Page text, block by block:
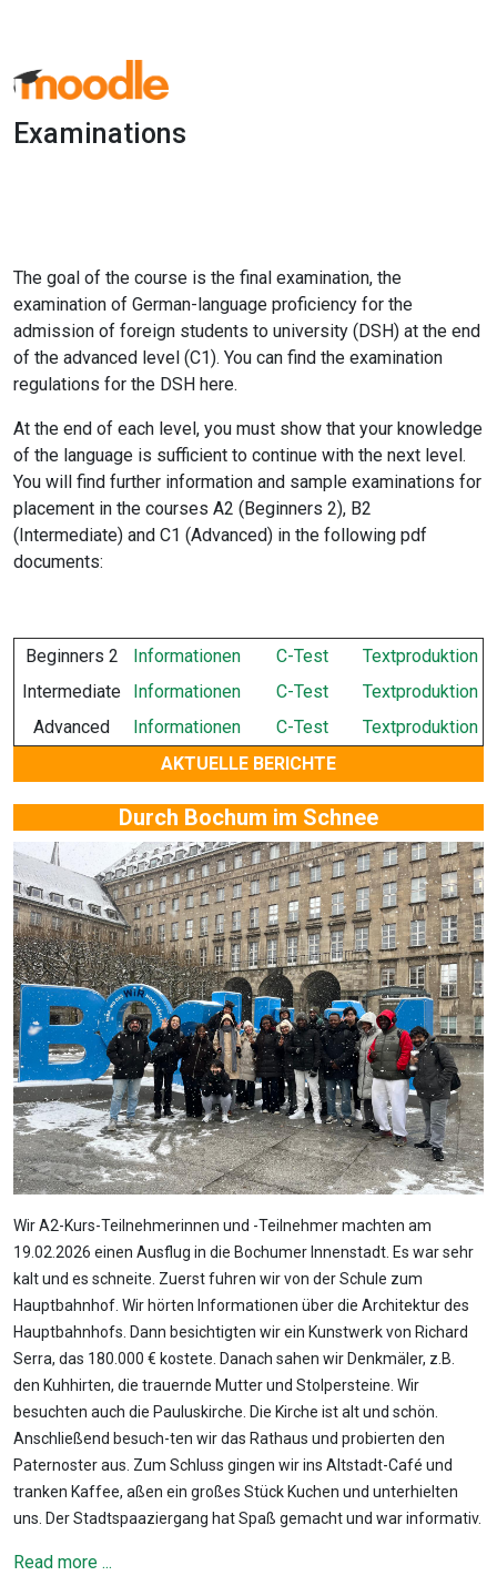
Examinations
The goal of the course is the final examination, the
examination of German-language proficiency for the
admission of foreign students to university (DSH) at the end
of the advanced level (C1). You can find the examination
regulations for the DSH here.
At the end of each level, you must show that your knowledge
of the language is sufficient to continue with the next level.
You will find further information and sample examinations for
placement in the courses A2 (Beginners 2), B2
(Intermediate) and C1 (Advanced) in the following pdf
documents:
Beginners 2 Informationen C-Test
Textproduktion
Intermediate
Informationen C-Test
Textproduktion
Advanced
Informationen C-Test
Textproduktion
AKTUELLE BERICHTE
Durch Bochum im Schnee
Wir A2-Kurs-Teilnehmerinnen und -Teilnehmer machten am
19.02.2026 einen Ausflug in die Bochumer Innenstadt. Es war sehr
kalt und es schneite. Zuerst fuhren wir von der Schule zum
Hauptbahnhof. Wir hörten Informationen über die Architektur des
Hauptbahnhofs. Dann besichtigten wir ein Kunstwerk von Richard
Serra, das 180.000 € kostete. Danach sahen wir Denkmäler, z.B.
den Kuhhirten, die trauernde Mutter und Stolpersteine. Wir
besuchten auch die Pauluskirche. Die Kirche ist alt und schön.
Anschließend besuch-ten wir das Rathaus und probierten den
Paternoster aus. Zum Schluss gingen wir ins Altstadt-Café und
tranken Kaffee, aßen ein großes Stück Kuchen und unterhielten
uns. Der Stadtspaaziergang hat Spaß gemacht und war informativ.
Read more ...